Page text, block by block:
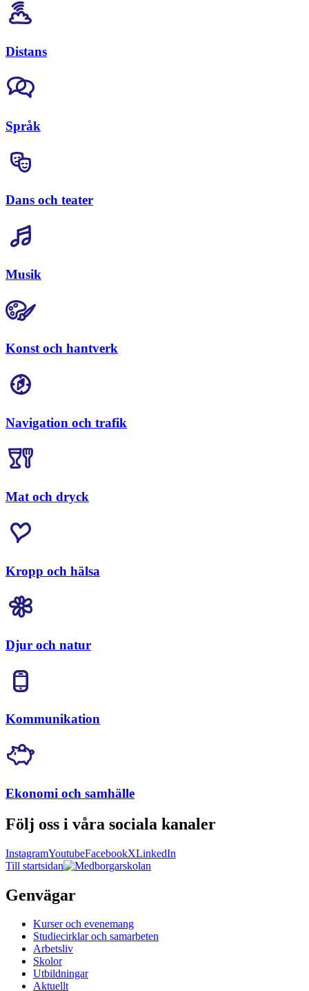
Distans
Språk
Dans och teater
Musik
Konst och hantverk
Navigation och trafik
Mat och dryck
Kropp och hälsa
Djur och natur
Kommunikation
Ekonomi och samhälle
Följ oss i våra sociala kanaler
InstagramYoutubeFacebookXLinkedIn
Till startsidan
Genvägar
Kurser och evenemang
Studiecirklar och samarbeten
Arbetsliv
Skolor
Utbildningar
Aktuellt